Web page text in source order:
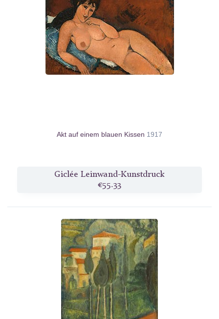
Akt auf einem blauen Kissen 1917
Giclée Leinwand-Kunstdruck
€55.33